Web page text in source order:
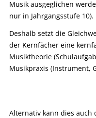
Musik ausgeglichen
nur in Jahrgangsstufe 10).
Deshalb setzt die
der Kernfächer eine
Musiktheorie
Musikpraxis (Instrument,
Alternativ kann dies auch